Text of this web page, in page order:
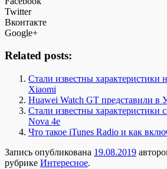
Twitter
Вконтакте
Google+
Related posts:
Стали известны характеристики
Xiaomi
Huawei Watch GT представили в
Стали известны характеристики
Nova 4e
Что такое iTunes Radio и как
Запись опубликована 19.08.2019
рубрике Интересное.